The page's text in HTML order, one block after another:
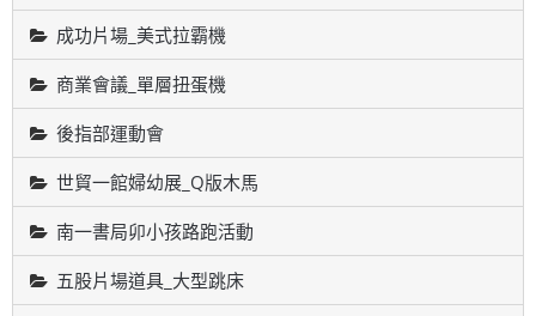
成功片場_美式拉霸機
商業會議_單層扭蛋機
後指部運動會
世貿一館婦幼展_Q版木馬
南一書局卯小孩路跑活動
五股片場道具_大型跳床